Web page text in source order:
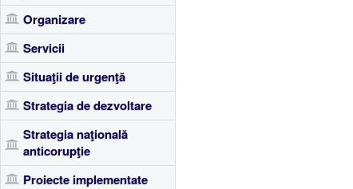
Organizare
Servicii
Situaţii de urgenţă
Strategia de dezvoltare
Strategia naţională
anticorupţie
Proiecte implementate